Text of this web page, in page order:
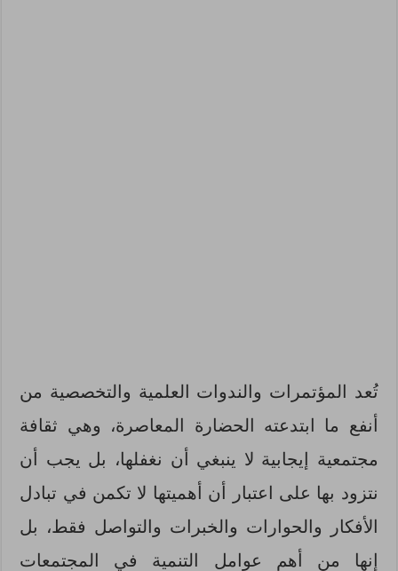
تُعد المؤتمرات والندوات العلمية والتخصصية من
أنفع ما ابتدعته الحضارة المعاصرة، وهي ثقافة
مجتمعية إيجابية لا ينبغي أن نغفلها، بل يجب أن
نتزود بها على اعتبار أن أهميتها لا تكمن في تبادل
الأفكار والحوارات والخبرات والتواصل فقط، بل
إنها من أهم عوامل التنمية في المجتمعات